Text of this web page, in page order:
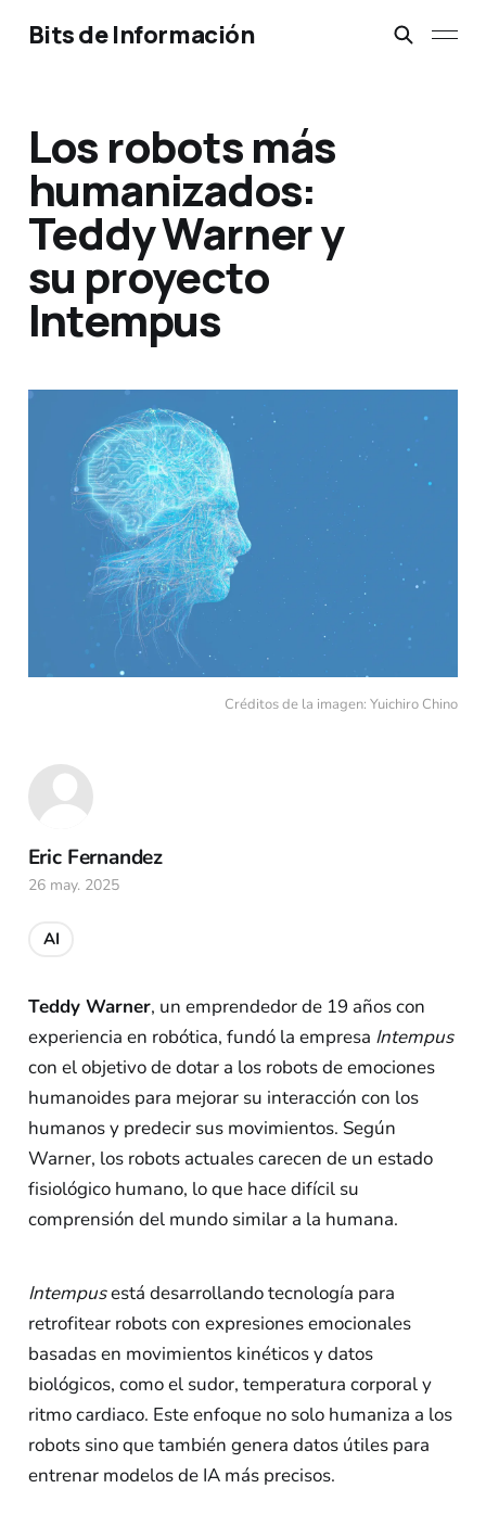
Bits de Información
Los robots más
humanizados:
Teddy Warner y
su proyecto
Intempus
Créditos de la imagen: Yuichiro Chino
Teddy Warner, un emprendedor de 19 años con
experiencia en robótica, fundó la empresa Intempus
con el objetivo de dotar a los robots de emociones
humanoides para mejorar su interacción con los
humanos y predecir sus movimientos. Según
Warner, los robots actuales carecen de un estado
fisiológico humano, lo que hace difícil su
comprensión del mundo similar a la humana.
Intempusestá desarrollando tecnología para
retrofitear robots con expresiones emocionales
basadas en movimientos kinéticos y datos
biológicos, como el sudor, temperatura corporal y
ritmo cardiaco. Este enfoque no solo humaniza a los
robots sino que también genera datos útiles para
entrenar modelos de IA más precisos.
Eric Fernandez
26 may. 2025
AI